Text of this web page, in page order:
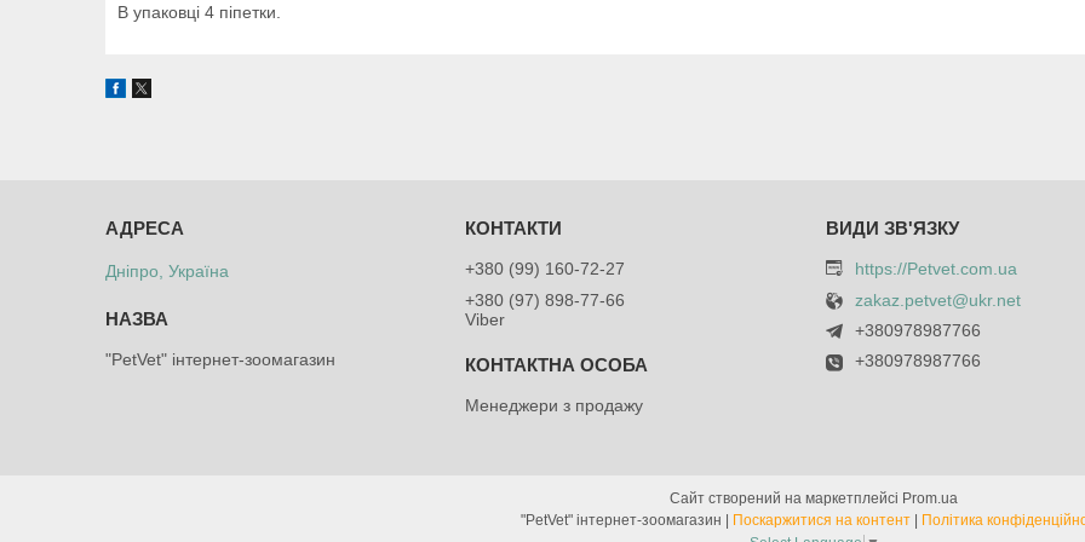
В упаковці 4 піпетки.
Дніпро, Україна
"PetVet" інтернет-зоомагазин
+380 (99) 160-72-27
+380 (97) 898-77-66
Viber
Менеджери з продажу
https://Petvet.com.ua
zakaz.petvet@ukr.net
+380978987766
+380978987766
Сайт створений на маркетплейсі Prom.ua
Поскаржитися на контент
Політика